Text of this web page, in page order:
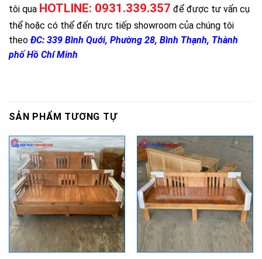
tôi qua HOTLINE: 0931.339.357 để được tư vấn cụ
thể hoặc có thể đến trực tiếp showroom của chúng tôi
theo ĐC: 339 Bình Quới, Phường 28, Bình Thạnh, Thành
phố Hồ Chí Minh
SẢN PHẨM TƯƠNG TỰ